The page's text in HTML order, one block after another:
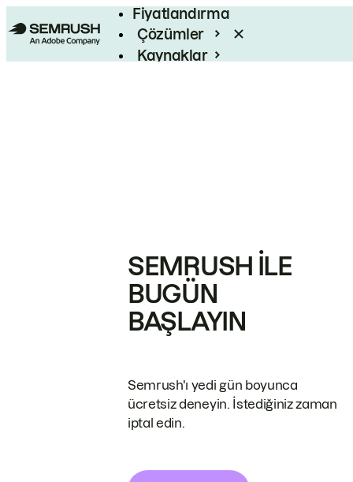
Fiyatlandırma
Çözümler
Kaynaklar
SEMRUSH ILE
BUGÜN
BAŞLAYIN
Semrush'ı yedi gün boyunca
ücretsiz deneyin. İstediğiniz zaman
iptal edin.